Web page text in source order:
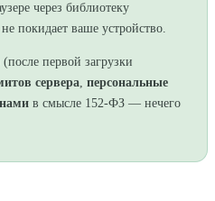
через библиотеку
покидает ваше устройство.
(после первой загрузки
сервера, персональные
в смысле 152-ФЗ — нечего